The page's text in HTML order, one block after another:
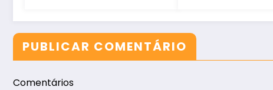
PUBLICAR COMENTÁRIO
Comentários